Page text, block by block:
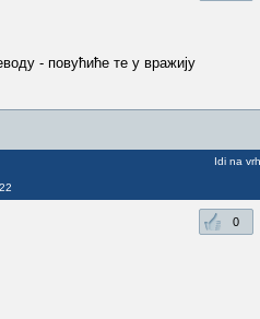
- повућиће те у вражију
Idi na vrh
0